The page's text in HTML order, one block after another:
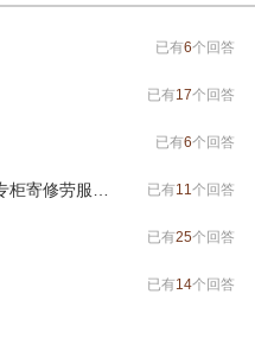
已有6个回答
已有17个回答
已有6个回答
已有11个回答
已有25个回答
已有14个回答